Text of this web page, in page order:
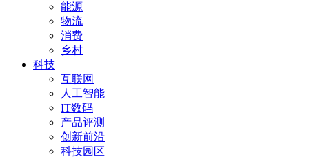
能源
物流
消费
乡村
科技
互联网
人工智能
IT数码
产品评测
创新前沿
科技园区